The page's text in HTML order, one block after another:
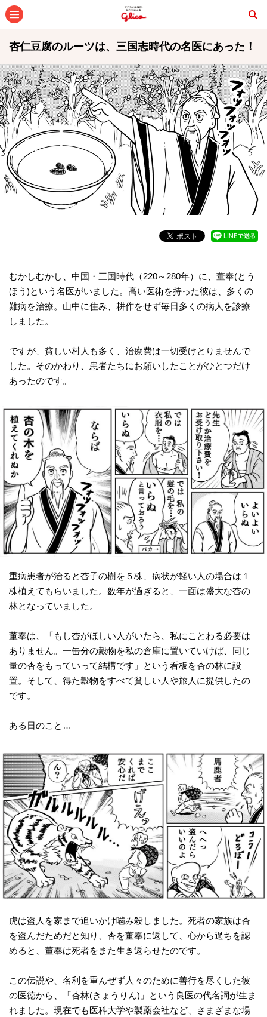
杏仁豆腐のルーツは、三国志時代の名医にあった！
むかしむかし、中国・三国時代（220～280年）に、董奉(とう
ほう)という名医がいました。高い医術を持った彼は、多くの
難病を治療。山中に住み、耕作をせず毎日多くの病人を診療
しました。
ですが、貧しい村人も多く、治療費は一切受けとりませんで
した。そのかわり、患者たちにお願いしたことがひとつだけ
あったのです。
重病患者が治ると杏子の樹を５株、病状が軽い人の場合は１
株植えてもらいました。数年が過ぎると、一面は盛大な杏の
林となっていました。
董奉は、「もし杏がほしい人がいたら、私にことわる必要は
ありません。一缶分の穀物を私の倉庫に置いていけば、同じ
量の杏をもっていって結構です」という看板を杏の林に設
置。そして、得た穀物をすべて貧しい人や旅人に提供したの
です。
ある日のこと…
虎は盗人を家まで追いかけ噛み殺しました。死者の家族は杏
を盗んだためだと知り、杏を董奉に返して、心から過ちを認
めると、董奉は死者をまた生き返らせたのです。
この伝説や、名利を重んぜず人々のために善行を尽くした彼
の医徳から、「杏林(きょうりん)」という良医の代名詞が生ま
れました。現在でも医科大学や製薬会社など、さまざまな場